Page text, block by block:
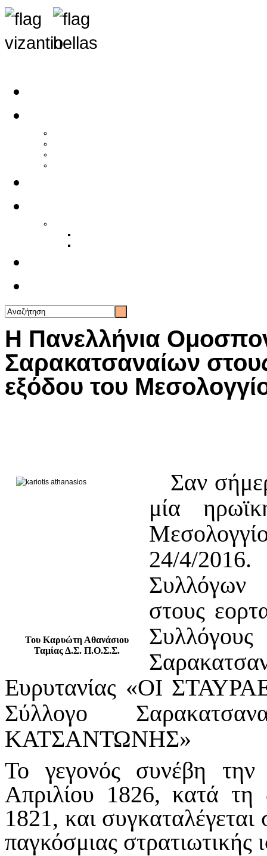
Η Πανελλήνια
Σαρακατσαναίων
εξόδου του
Του Καρυώτη Αθανάσιου
Ταμίας Δ.Σ. Π.Ο.Σ.Σ.
Σαν
μία
24/4/
Συλλόγων
στους
Ευρυτανίας «ΟΙ
Σύλλογο
ΚΑΤΣΑΝΤΩΝΗΣ»
Το γεγονός συνέβη
Απριλίου 1826, κατά τη
1821, και
παγκόσμιας στρατιωτικής